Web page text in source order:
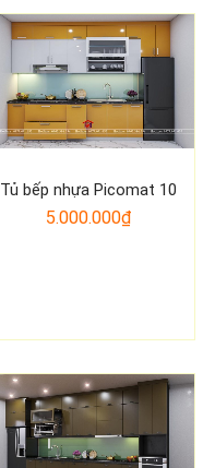
Tủ bếp nhựa Picomat 10
5.000.000₫